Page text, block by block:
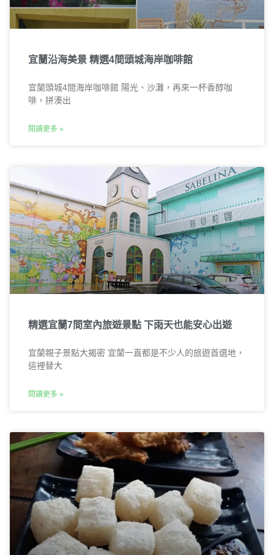
宜蘭沿海美景 精選4間頭城海岸咖啡館
宜蘭頭城4間海岸咖啡館 陽光、沙灘，再來一杯香醇咖
啡，拼湊出
閱讀更多 »
精選宜蘭7間室內旅遊景點 下雨天也能安心出遊
宜蘭親子景點大揭密 宜蘭一直都是不少人的旅遊首選地，
這裡替大
閱讀更多 »